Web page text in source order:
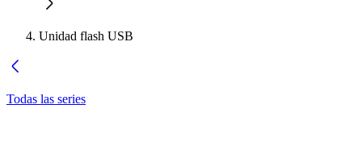
Unidad flash USB
Todas las series